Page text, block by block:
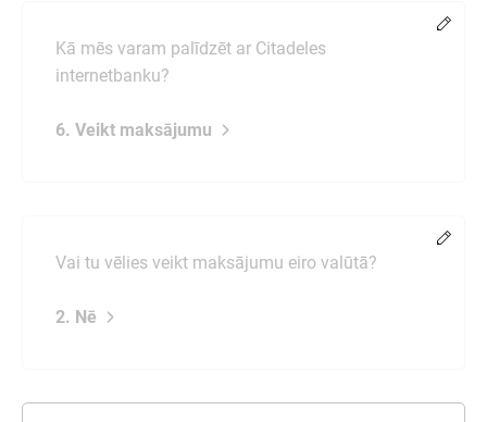
Kā mēs varam palīdzēt ar Citadeles
internetbanku?
6. Veikt maksājumu
Vai tu vēlies veikt maksājumu eiro valūtā?
2. Nē